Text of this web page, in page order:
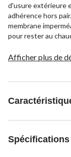
d'usure extérieure
adhérence hors
membrane
pour rester au
rembourrée et des
Afficher plus de
Spécifications